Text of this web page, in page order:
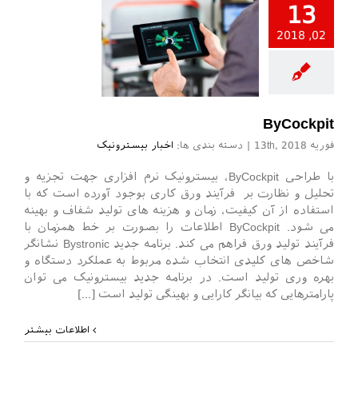
13
02, 2018
بیسترونیک
ByCockpit
فوریه 13th, 2018 دسته بندی ها: اخبار بیسترونیک
با طراحی ByCockpit، بیسترونیک نرم افزاری جهت تجزیه و
تحلیل و نظارت بر فرآیند ورق کاری بوجود آورده است که با
استفاده از آن کیفیت، زمان و هزینه های تولید شفاف و بهینه
می شود. ByCockpit اطلاعات را بصورت بر خط همزمان با
فرآیند تولید ورق فراهم می کند. برنامه جدید Bystronic نشانگر
شاخص های کلیدی انتخاب شده مربوط به عملکرد دستگاه و
بهره وری تولید است. در برنامه جدید بیسترونیک می توان
پارامترهایی که بیانگر کارایی و بهینگی تولید است [...]
اطلاعات بیشتر